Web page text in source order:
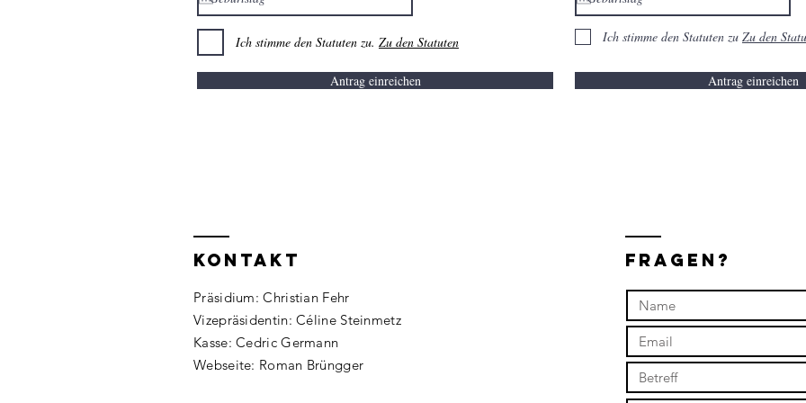
Ich stimme den Statuten zu. Zu den Statuten
Antrag einreichen
Ich stimme den Statuten zu Zu den
Antrag einreichen
Kontakt
Präsidium: Christian Fehr
Vizepräsidentin: Céline Steinmetz
Kasse: Cedric Germann
Webseite: Roman Brüngger
Fragen?